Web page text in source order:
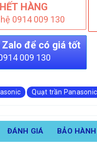
HẾT HÀNG
0914 009 130
Zalo để có giá tốt
009 130
Quạt trần Panasonic
ĐÁNH GIÁ BẢO HÀNH